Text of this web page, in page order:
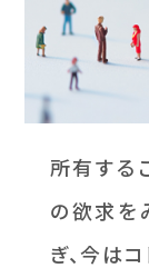
所有する
の欲求を
ぎ、今は